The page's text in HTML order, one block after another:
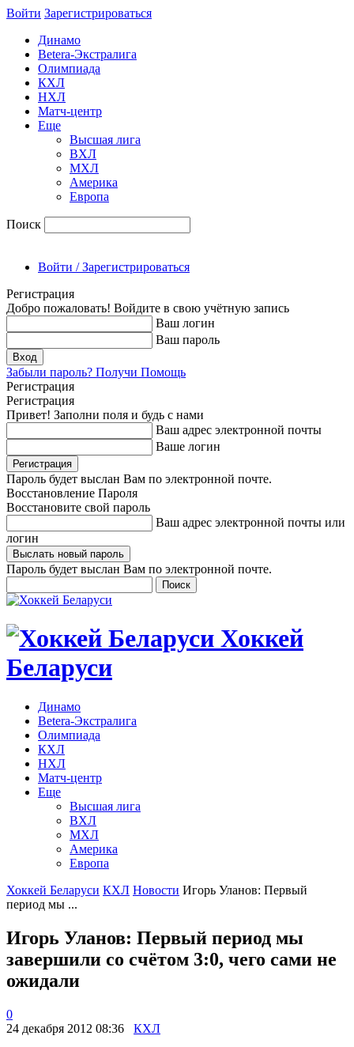
Войти Зарегиcтрироваться
Динамо
Betera-Экстралига
Олимпиада
КХЛ
НХЛ
Матч-центр
Еще
Высшая лига
ВХЛ
МХЛ
Америка
Европа
Поиск
Войти / Зарегистрироваться
Регистрация
Добро пожаловать! Войдите в свою учётную запись
Ваш логин
Ваш пароль
Забыли пароль? Получи Помощь
Регистрация
Регистрация
Привет! Заполни поля и будь с нами
Ваш адрес электронной почты
Ваше логин
Пароль будет выслан Вам по электронной почте.
Восстановление Пароля
Восстановите свой пароль
Ваш адрес электронной почты или
логин
Пароль будет выслан Вам по электронной почте.
Хоккей
Беларуси
Динамо
Betera-Экстралига
Олимпиада
КХЛ
НХЛ
Матч-центр
Еще
Высшая лига
ВХЛ
МХЛ
Америка
Европа
Хоккей Беларуси КХЛ Новости Игорь Уланов: Первый
период мы ...
Игорь Уланов: Первый период мы
завершили со счётом 3:0, чего сами не
ожидали
0
24 декабря 2012 08:36
КХЛ